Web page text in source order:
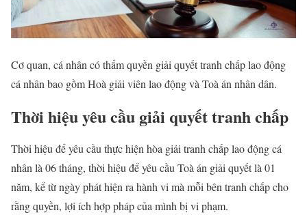
Cơ quan, cá nhân có thẩm quyền giải quyết tranh chấp lao động
cá nhân bao gồm Hoà giải viên lao động và Toà án nhân dân.
Thời hiệu yêu cầu giải quyết tranh chấp
Thời hiệu để yêu cầu thực hiện hòa giải tranh chấp lao động cá
nhân là 06 tháng, thời hiệu để yêu cầu Toà án giải quyết là 01
năm, kể từ ngày phát hiện ra hành vi mà mỗi bên tranh chấp cho
rằng quyền, lợi ích hợp pháp của mình bị vi phạm.